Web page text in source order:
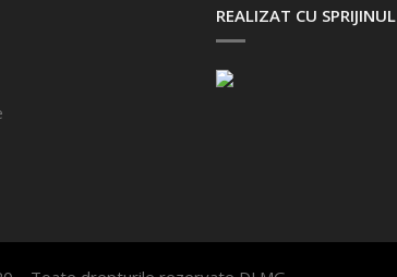
REALIZAT CU SPRIJINUL